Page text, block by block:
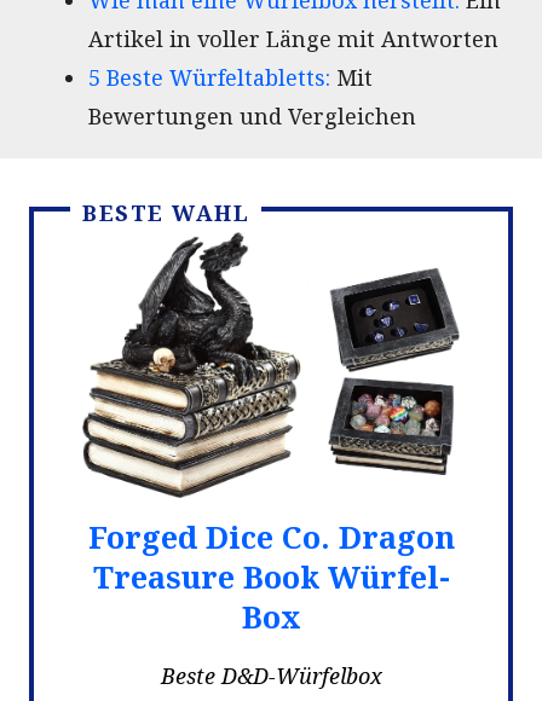
Artikel in voller Länge mit Antworten
5 Beste Würfeltabletts: Mit
Bewertungen und Vergleichen
BESTE WAHL
Forged Dice Co. Dragon
Treasure Book Würfel-
Box
Beste D&D-Würfelbox